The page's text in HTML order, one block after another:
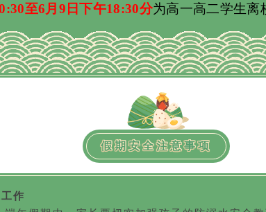
至6月9日下午18:30分为高一高二学生离
假期安全注意事项
作